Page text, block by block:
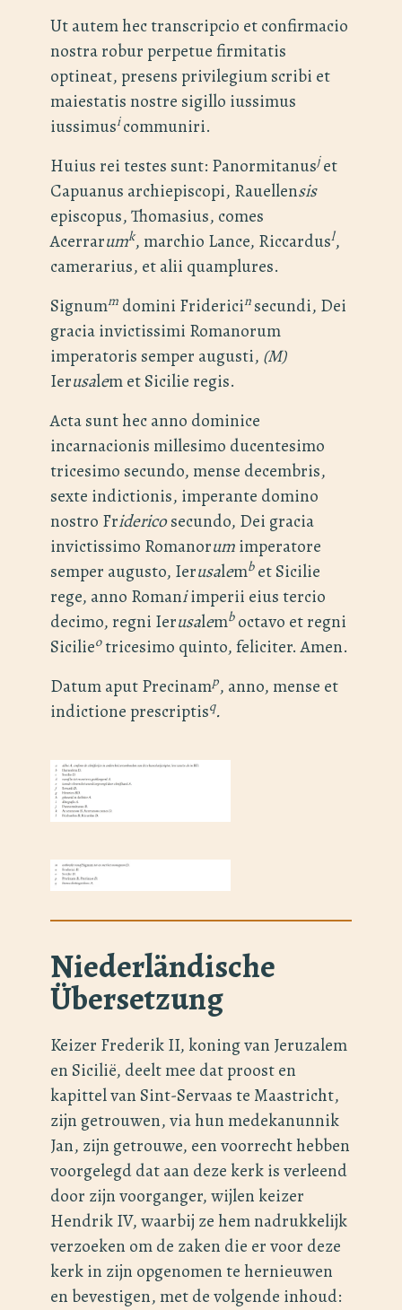
Ut autem hec transcripcio et confirmacio
nostra robur perpetue firmitatis
optineat, presens privilegium scribi et
maiestatis nostre sigillo iussimus
iussimusicommuniri.
Huius rei testes sunt: Panormitanusjet
Capuanus archiepiscopi, Rauellensis
episcopus, Thomasius, comes
Acerrarumk, marchio Lance, Riccardusl,
camerarius, et alii quamplures.
Signumm domini Fridericin secundi, Dei
gracia invictissimi Romanorum
imperatoris semper augusti, (M)
Ierusalem et Sicilie regis.
Acta sunt hec anno dominice
incarnacionis millesimo ducentesimo
tricesimo secundo, mense decembris,
sexte indictionis, imperante domino
nostro Fridericosecundo, Dei gracia
invictissimo Romanorumimperatore
semper augusto, Ierusalembet Sicilie
rege, anno Romaniimperii eius tercio
decimo, regni Ierusalemboctavo et regni
Sicilieotricesimo quinto, feliciter. Amen.
Datum aput Precinamp, anno, mense et
indictione prescriptisq.
Niederländische
Übersetzung
Keizer Frederik II, koning van Jeruzalem
en Sicilië, deelt mee dat proost en
kapittel van Sint-Servaas te Maastricht,
zijn getrouwen, via hun medekanunnik
Jan, zijn getrouwe, een voorrecht hebben
voorgelegd dat aan deze kerk is verleend
door zijn voorganger, wijlen keizer
Hendrik IV, waarbij ze hem nadrukkelijk
verzoeken om de zaken die er voor deze
kerk in zijn opgenomen te hernieuwen
en bevestigen, met de volgende inhoud: